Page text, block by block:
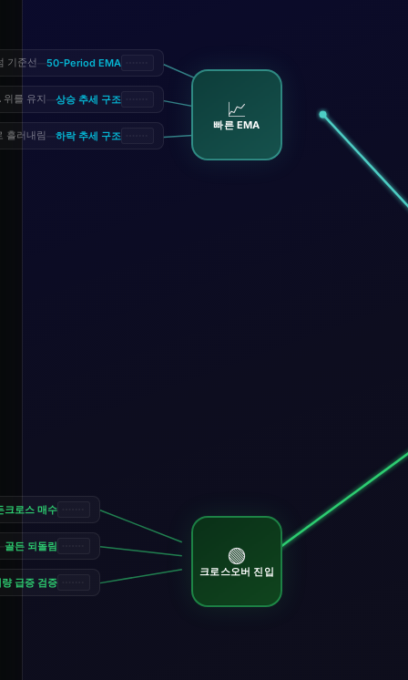
📈
빠른 EMA
50-Period EMA
기준선
상승 추세 구조
위를 유지
하락 추세 구조
흘러내림
🟢
크로스오버 진입
크로스 매수
골든 되돌림
급증 검증